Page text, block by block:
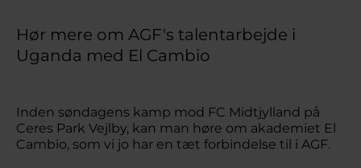
Hør mere om AGF's talentarbejde i
Uganda med El Cambio
Inden søndagens kamp mod FC Midtjylland på
Ceres Park Vejlby, kan man høre om akademiet El
Cambio, som vi jo har en tæt forbindelse til i AGF.